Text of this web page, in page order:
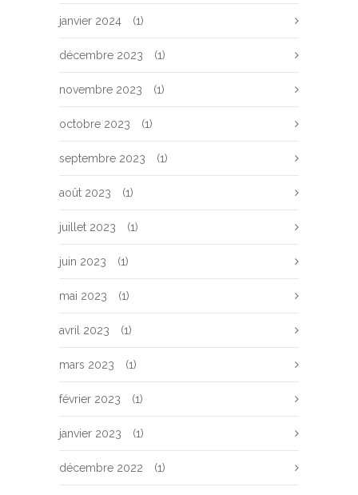
janvier 2024 (1)
décembre 2023 (1)
novembre 2023 (1)
octobre 2023 (1)
septembre 2023 (1)
août 2023 (1)
juillet 2023 (1)
juin 2023 (1)
mai 2023 (1)
avril 2023 (1)
mars 2023 (1)
février 2023 (1)
janvier 2023 (1)
décembre 2022 (1)